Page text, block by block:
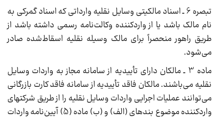
تبصره 6 ـ اسناد مالکیتی وسایل نقلیه وارداتی که اسناد گمرکی به
نام مالک باشد یا از واردکننده وکالت‌نامه رسمی داشته باشد از
طریق راهور منحصراً برای مالک وسیله نقلیه اسقاط‌شده صادر
می‌شود.
ماده 3 ـ مالکان دارای تأییدیه از سامانه مجاز به واردات وسایل
نقلیه می‌باشند. مالکان فاقد تأییدیه از سامانه فاقد کارت بازرگانی
می‌توانند عملیات اجرایی واردات وسایل نقلیه را از طریق شرکتهای
واردکننده موضوع بندهای (الف) و (ب) ماده (5) آیین‌نامه واردات